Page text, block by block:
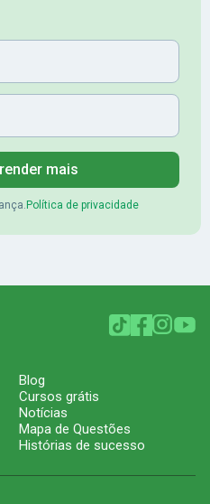
mais
Política de privacidade
Blog
Cursos grátis
Notícias
Mapa de Questões
Histórias de sucesso